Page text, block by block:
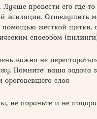
провести его где-
эпиляции. Отшелушить
помощью жесткой щетки,
способом
важно не
Помните: ваша задача
слоя
не пораньте и не